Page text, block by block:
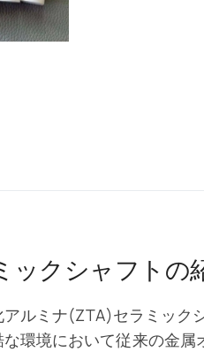
ックシャフトの
アルミナ(ZTA)セラミック
環境において従来の金